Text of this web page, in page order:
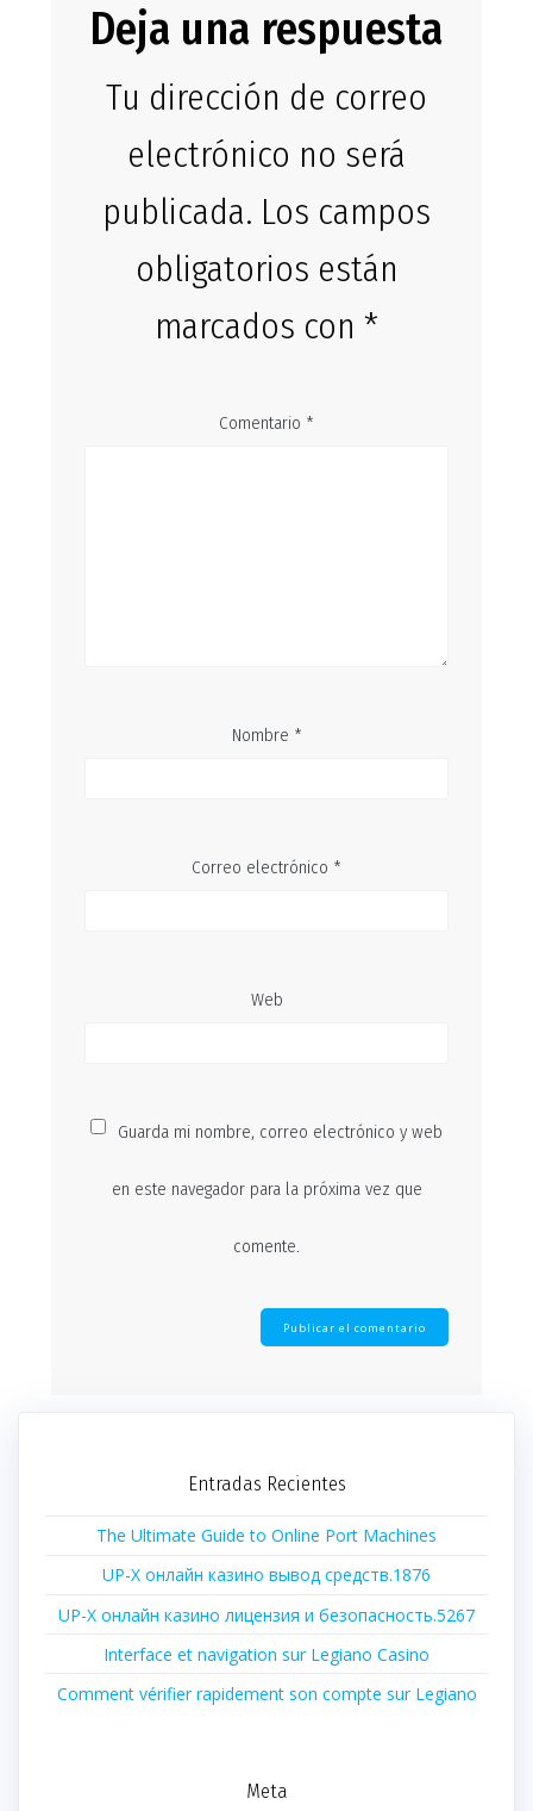
Deja una respuesta
Tu dirección de correo
electrónico no será
publicada. Los campos
obligatorios están
marcados con *
Comentario *
Nombre *
Correo electrónico *
Web
Guarda mi nombre, correo electrónico y web
en este navegador para la próxima vez que
comente.
Entradas Recientes
The Ultimate Guide to Online Port Machines
UP-X онлайн казино вывод средств.1876
UP-X онлайн казино лицензия и безопасность.5267
Interface et navigation sur Legiano Casino
Comment vérifier rapidement son compte sur Legiano
Meta